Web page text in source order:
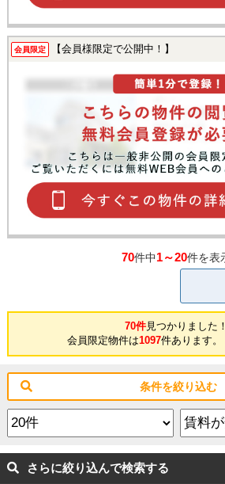
会員限定 【会員様限定で公開中！】
70件中1～20件を表
70件見つかりました！
会員限定物件は1097件あります
条件を絞り込む
さらに絞り込んで検索する